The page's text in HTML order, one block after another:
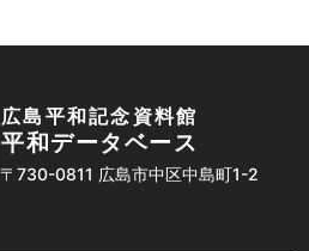
広島平和記念資料館
平和データベース
〒730-0811 広島市中区中島町1-2